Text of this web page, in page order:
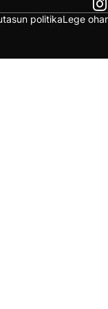
politikaLege